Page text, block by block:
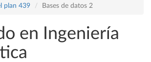
plan 439
Bases de datos 2
en Ingeniería